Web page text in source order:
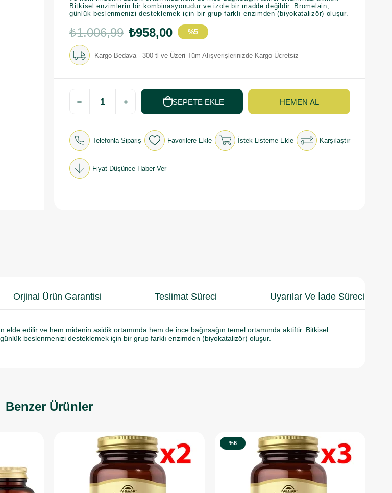
Bitkisel enzimlerin bir kombinasyonudur ve izole bir madde değildir. Bromelain,
günlük beslenmenizi desteklemek için bir grup farklı enzimden (biyokatalizör) oluşur.
₺1.006,99 ₺958,00 %5
Kargo Bedava - 300 tl ve Üzeri Tüm Alışverişlerinizde Kargo Ücretsiz
Telefonla Sipariş Favorilere Ekle İstek Listeme Ekle Karşılaştır
Fiyat Düşünce Haber Ver
Orjinal Ürün Garantisi Teslimat Süreci Uyarılar Ve İade Süreci
edilir ve hem midenin asidik ortamında hem de ince bağırsağın temel ortamında aktiftir. Bitkisel
beslenmenizi desteklemek için bir grup farklı enzimden (biyokatalizör) oluşur.
Benzer Ürünler
%6